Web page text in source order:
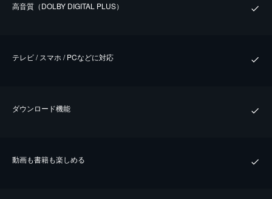
⾼⾳質（DOLBY DIGITAL PLUS）
テレビ / スマホ / PCなどに対応
ダウンロード機能
動画も書籍も楽しめる